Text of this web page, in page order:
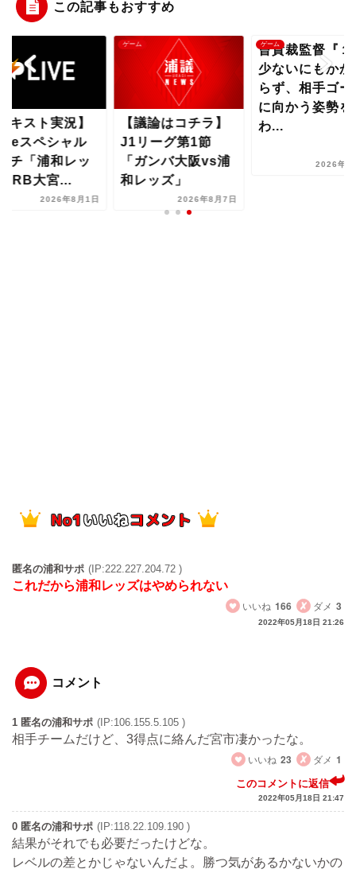
この記事もおすすめ
【議論はコチラ】
J1リーグ第1節
「ガンバ大阪vs浦
和レッズ」
2026年8月7日
ゲーム
曺貴裁監督『１人
少ないにもかかわ
らず、相手ゴール
に向かう姿勢を失
わ...
2026年8月8日
ゲーム
マッチ
匿名の浦和サポ (IP:222.227.204.72 )
これだから浦和レッズはやめられない
いいね 166 ダメ 3
2022年05月18日 21:26
コメント
1 匿名の浦和サポ (IP:106.155.5.105 )
相手チームだけど、3得点に絡んだ宮市凄かったな。
いいね 23 ダメ 1
このコメントに返信
2022年05月18日 21:47
0 匿名の浦和サポ (IP:118.22.109.190 )
結果がそれでも必要だったけどな。
レベルの差とかじゃないんだよ。勝つ気があるかないかの